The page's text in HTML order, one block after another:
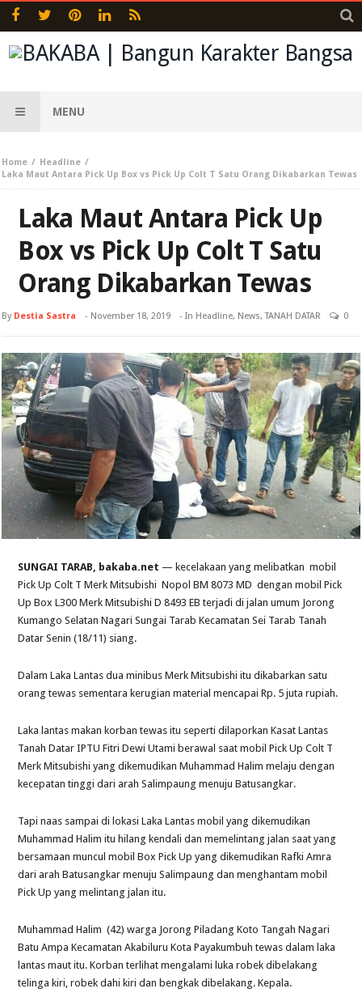
MENU
Home
Headline
Laka Maut Antara Pick Up Box vs Pick Up Colt T Satu Orang Dikabarkan Tewas
Laka Maut Antara Pick Up
Box vs Pick Up Colt T Satu
Orang Dikabarkan Tewas
By Destia Sastra - November 18, 2019 - In Headline, News,TANAH DATAR 0
SUNGAI TARAB, bakaba.net — kecelakaan yang melibatkan mobil
Pick Up Colt T Merk Mitsubishi Nopol BM 8073 MD dengan mobil Pick
Up Box L300 Merk Mitsubishi D 8493 EB terjadi di jalan umum Jorong
Kumango Selatan Nagari Sungai Tarab Kecamatan Sei Tarab Tanah
Datar Senin (18/11) siang.
Dalam Laka Lantas dua minibus Merk Mitsubishi itu dikabarkan satu
orang tewas sementara kerugian material mencapai Rp. 5 juta rupiah.
Laka lantas makan korban tewas itu seperti dilaporkan Kasat Lantas
Tanah Datar IPTU Fitri Dewi Utami berawal saat mobil Pick Up Colt T
Merk Mitsubishi yang dikemudikan Muhammad Halim melaju dengan
kecepatan tinggi dari arah Salimpaung menuju Batusangkar.
Tapi naas sampai di lokasi Laka Lantas mobil yang dikemudikan
Muhammad Halim itu hilang kendali dan memelintang jalan saat yang
bersamaan muncul mobil Box Pick Up yang dikemudikan Rafki Amra
dari arah Batusangkar menuju Salimpaung dan menghantam mobil
Pick Up yang melintang jalan itu.
Muhammad Halim (42) warga Jorong Piladang Koto Tangah Nagari
Batu Ampa Kecamatan Akabiluru Kota Payakumbuh tewas dalam laka
lantas maut itu. Korban terlihat mengalami luka robek dibelakang
telinga kiri, robek dahi kiri dan bengkak dibelakang. Kepala.